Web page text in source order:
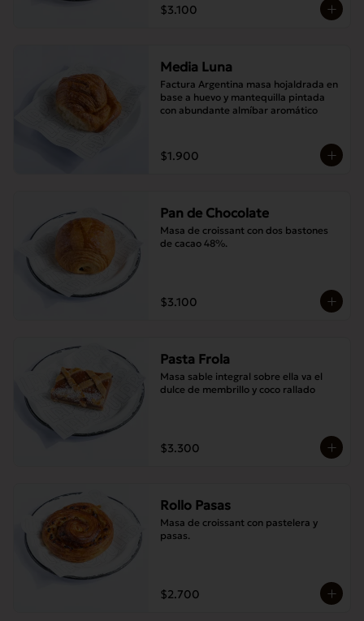
$3.100
Media Luna
Factura Argentina masa hojaldrada en
base a huevo y mantequilla pintada
con abundante almíbar aromático
$1.900
Pan de Chocolate
Masa de croissant con dos bastones
de cacao 48%.
$3.100
Pasta Frola
Masa sable integral sobre ella va el
dulce de membrillo y coco rallado
$3.300
Rollo Pasas
Masa de croissant con pastelera y
pasas.
$2.700